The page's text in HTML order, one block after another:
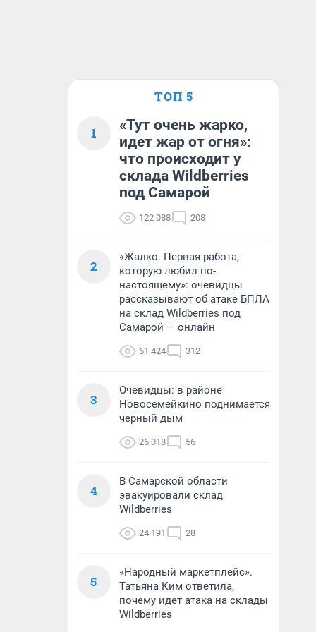
ТОП 5
1
«Тут очень жарко,
идет жар от огня»:
что происходит у
склада Wildberries
под Самарой
122 088 208
2
«Жалко. Первая работа,
которую любил по-
настоящему»: очевидцы
рассказывают об атаке БПЛА
на склад Wildberries под
Самарой — онлайн
61 424 312
3
Очевидцы: в районе
Новосемейкино поднимается
черный дым
26 018 56
4
В Самарской области
эвакуировали склад
Wildberries
24 191 28
5
«Народный маркетплейс».
Татьяна Ким ответила,
почему идет атака на склады
Wildberries